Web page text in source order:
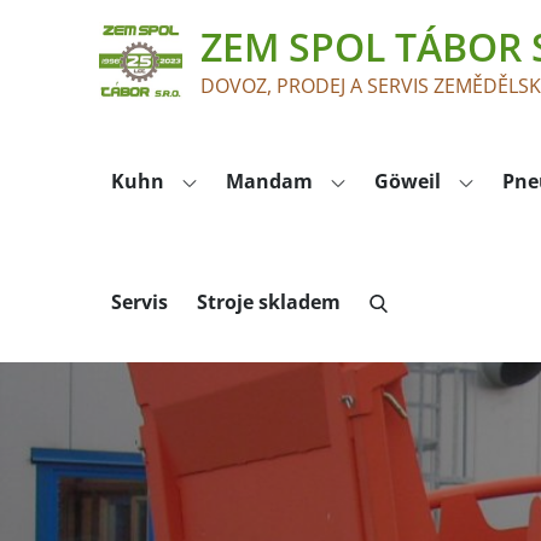
ZEM SPOL TÁBOR
DOVOZ, PRODEJ A SERVIS
Kuhn Mandam Göweil
Servis Stroje skladem